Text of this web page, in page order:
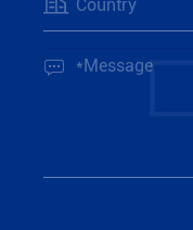
